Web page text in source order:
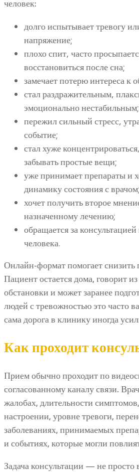
человек:
долго испытывает тревогу
напряжение;
плохо спит, часто
восстановиться после сна;
замечает потерю интереса к
стал раздражительным,
эмоционально нестабильным;
пережил сильный стресс,
событие;
стал хуже
забывать простые вещи;
уже принимает препараты и
динамику состояния с врачом;
хочет получить второе
назначенному лечению;
обращается за
человека.
Онлайн-формат помогает снизить
Пациент остается дома, говорит
обстановки и может заранее
людей с тревожностью это часто
сама дорога в клинику иногда
Как проходит
Прием обычно проходит по
согласованному каналу связи.
жалобах, длительности
настроении, уровне тревоги,
заболеваниях, принимаемых
и событиях, которые могли
Задача консультации — не